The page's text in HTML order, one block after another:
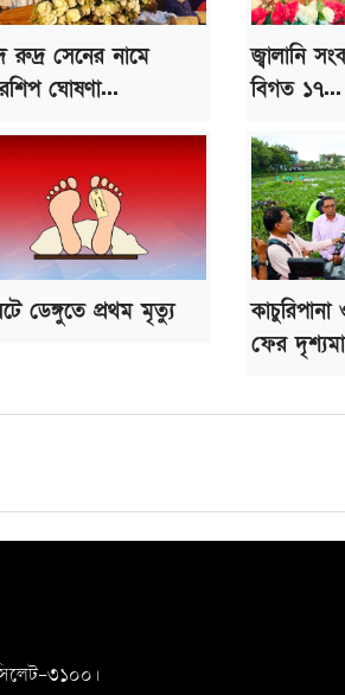
রুদ্র সেনের নামে
ঘোষণা...
জ্বালানি
বিগত ১৭...
ডেঙ্গুতে প্রথম মৃত্যু
ফের
৩১০০।